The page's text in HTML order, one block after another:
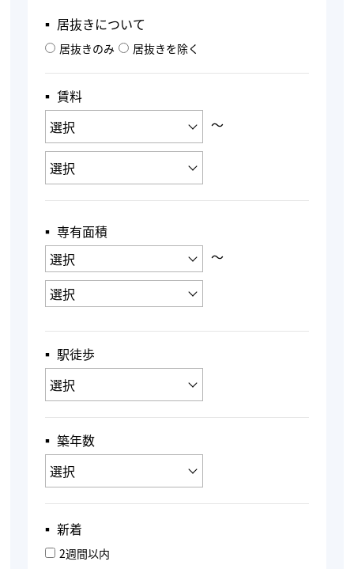
▪︎ 居抜きについて
居抜きのみ 居抜きを除く
▪︎ 賃料
〜
▪︎ 専有面積
〜
▪︎ 駅徒歩
▪︎ 築年数
▪︎ 新着
2週間以内